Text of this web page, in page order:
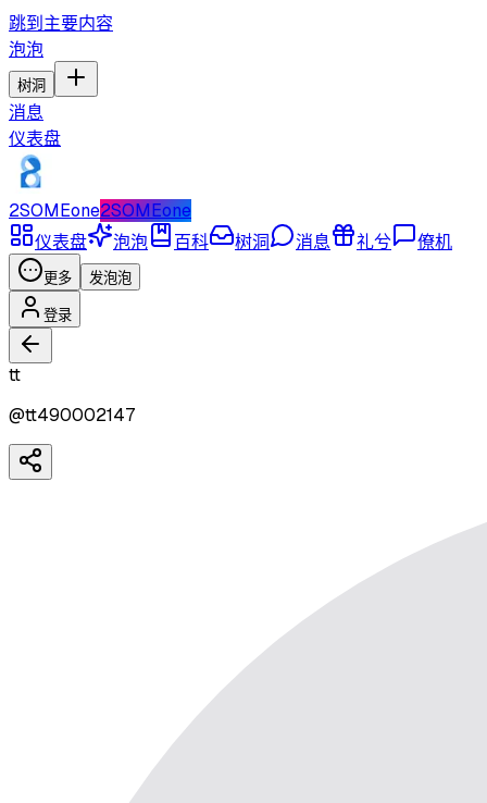
跳到主要内容
泡泡
树洞
消息
仪表盘
2SOMEone2SOMEone
仪表盘
泡泡 百科 树洞 消息 礼兮 僚机
更多 发泡泡
登录
tt
@tt490002147